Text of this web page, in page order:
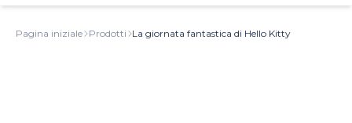
Pagina iniziale Prodotti La giornata fantastica di Hello Kitty